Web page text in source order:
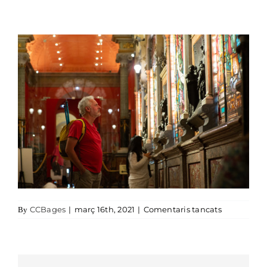
By CCBages | març 16th, 2021 | Comentaris tancatsa